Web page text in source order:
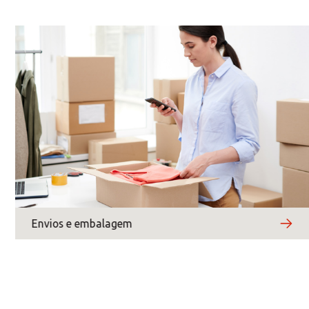
Envios e embalagem
segunda-feira
terça-feira
quarta-feira